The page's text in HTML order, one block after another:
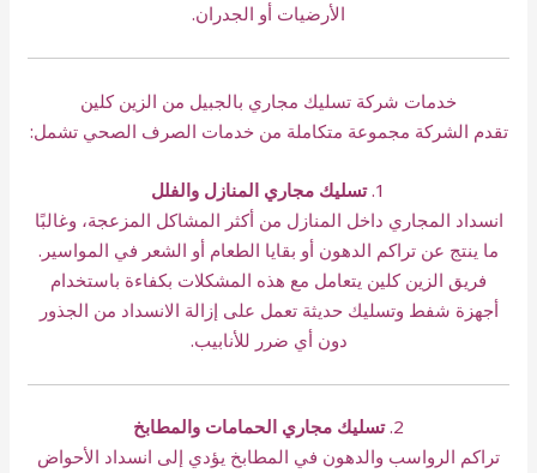
الأرضيات أو الجدران.
خدمات شركة تسليك مجاري بالجبيل من الزين كلين
تقدم الشركة مجموعة متكاملة من خدمات الصرف الصحي تشمل:
1. تسليك مجاري المنازل والفلل
انسداد المجاري داخل المنازل من أكثر المشاكل المزعجة، وغالبًا
ما ينتج عن تراكم الدهون أو بقايا الطعام أو الشعر في المواسير.
فريق الزين كلين يتعامل مع هذه المشكلات بكفاءة باستخدام
أجهزة شفط وتسليك حديثة تعمل على إزالة الانسداد من الجذور
دون أي ضرر للأنابيب.
2. تسليك مجاري الحمامات والمطابخ
تراكم الرواسب والدهون في المطابخ يؤدي إلى انسداد الأحواض